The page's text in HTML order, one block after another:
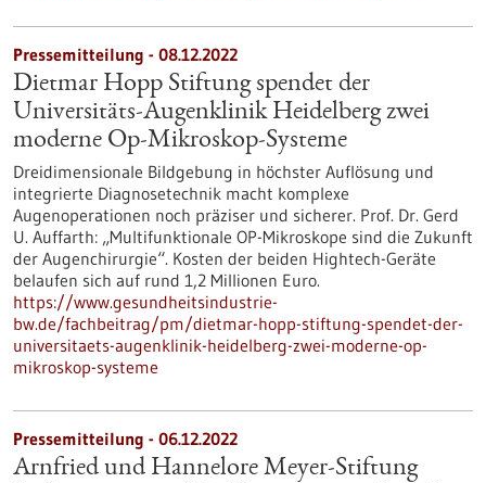
Pressemitteilung - 08.12.2022
Dietmar Hopp Stiftung spendet der
Universitäts-Augenklinik Heidelberg zwei
moderne Op-Mikroskop-Systeme
Dreidimensionale Bildgebung in höchster Auflösung und
integrierte Diagnosetechnik macht komplexe
Augenoperationen noch präziser und sicherer. Prof. Dr. Gerd
U. Auffarth: „Multifunktionale OP-Mikroskope sind die Zukunft
der Augenchirurgie“. Kosten der beiden Hightech-Geräte
belaufen sich auf rund 1,2 Millionen Euro.
https://www.gesundheitsindustrie-
bw.de/fachbeitrag/pm/dietmar-hopp-stiftung-spendet-der-
universitaets-augenklinik-heidelberg-zwei-moderne-op-
mikroskop-systeme
Pressemitteilung - 06.12.2022
Arnfried und Hannelore Meyer-Stiftung